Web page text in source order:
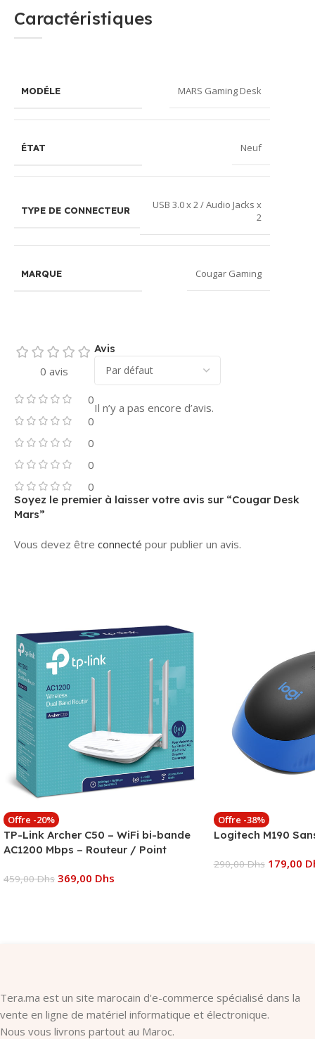
Caractéristiques
MODÉLE MARS Gaming Desk
ÉTAT Neuf
TYPE DE CONNECTEUR
USB 3.0 x 2 / Audio Jacks x
2
MARQUE Cougar Gaming
0 avis
0
0
0
0
0
Avis
Il n’y a pas encore d’avis.
Soyez le premier à laisser votre avis sur “Cougar Desk
Mars”
Vous devez être connecté pour publier un avis.
Offre -20%
TP-Link Archer C50 – WiFi bi-bande
AC1200 Mbps – Routeur / Point
459,00Dhs 369,00 Dhs
Offre -38%
Logitech M190
290,00Dhs 179,00
Tera.ma est un site marocain d'e-commerce spécialisé dans la
vente en ligne de matériel informatique et électronique.
Nous vous livrons partout au Maroc.